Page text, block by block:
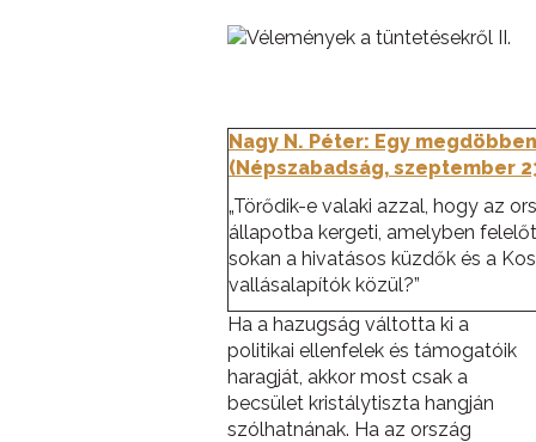
Nagy N. Péter: Egy
(Népszabadság, szeptember
„Törődik-e valaki azzal, hogy az
állapotba kergeti, amelyben
sokan a hivatásos küzdők és a
vallásalapítók közül?”
Ha a hazugság váltotta ki a
politikai ellenfelek és támogatóik
haragját, akkor most csak a
becsület kristálytiszta hangján
szólhatnának. Ha az ország